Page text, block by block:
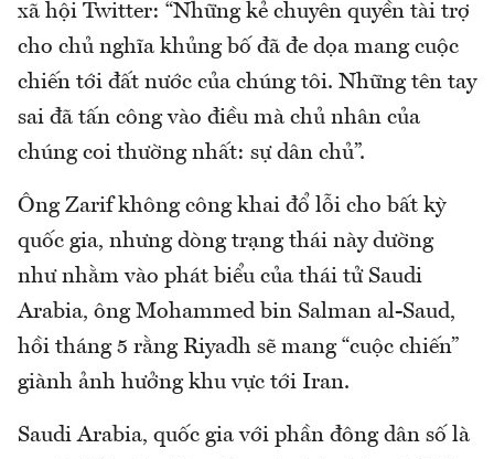
xã hội Twitter: “Những kẻ chuyên quyền tài trợ
cho chủ nghĩa khủng bố đã đe dọa mang cuộc
chiến tới đất nước của chúng tôi. Những tên tay
sai đã tấn công vào điều mà chủ nhân của
chúng coi thường nhất: sự dân chủ”.
Ông Zarif không công khai đổ lỗi cho bất kỳ
quốc gia, nhưng dòng trạng thái này dường
như nhằm vào phát biểu của thái tử Saudi
Arabia, ông Mohammed bin Salman al-Saud,
hồi tháng 5 rằng Riyadh sẽ mang “cuộc chiến”
giành ảnh hưởng khu vực tới Iran.
Saudi Arabia, quốc gia với phần đông dân số là